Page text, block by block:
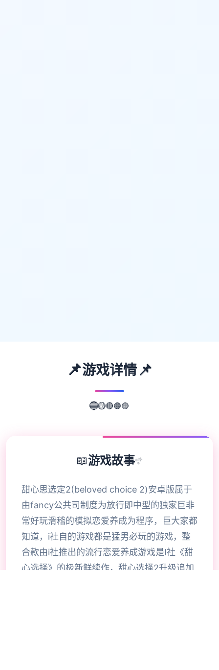
📌游戏详情📌
🔵🟡🔴🟢🟣
📖游戏故事✨
甜心思选定2(beloved choice 2)安卓版属于
由fancy公共司制度为放行即中型的独家巨非
常好玩滑稽的模拟恋爱养成为程序，巨大家都
知道，i社自的游戏都是猛男必玩的游戏，整
合款由i社推出的流行恋爱养成游戏是I社《甜
心选择》的极新鲜续作，甜心选择2升级追加